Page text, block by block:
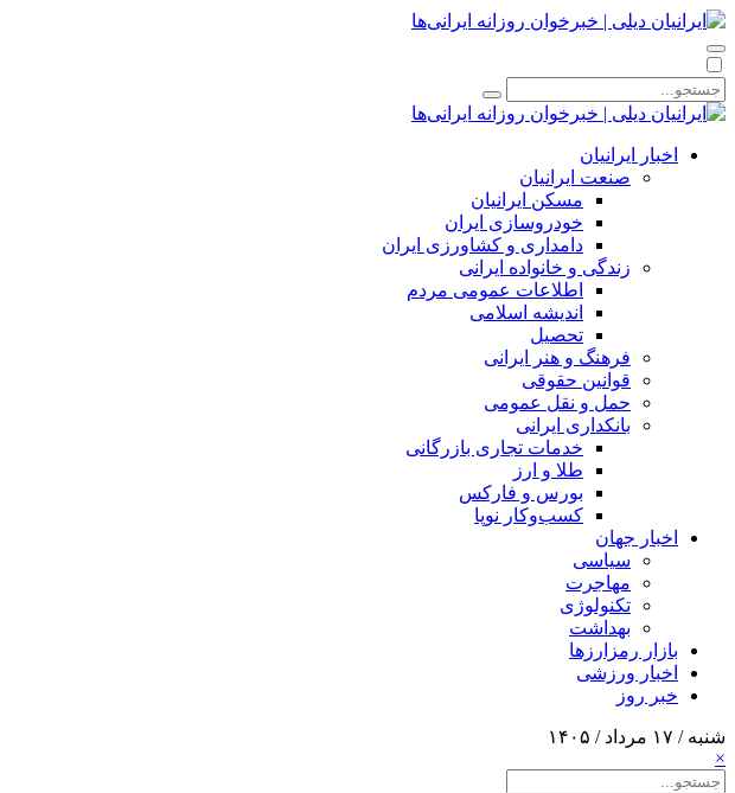
اخبار ایرانیان
صنعت ایرانیان
مسکن ایرانیان
خودروسازی ایران
دامداری و کشاورزی ایران
زندگی و خانواده ایرانی
اطلاعات عمومی مردم
اندیشه اسلامی
تحصیل
فرهنگ و هنر ایرانی
قوانین حقوقی
حمل و نقل عمومی
بانکداری ایرانی
خدمات تجاری بازرگانی
طلا و ارز
بورس و فارکس
کسب‌وکار نوپا
اخبار جهان
سیاسی
مهاجرت
تکنولوژی
بهداشت
بازار رمزارزها
اخبار ورزشی
خبر روز
شنبه / ۱۷ مرداد / ۱۴۰۵
×